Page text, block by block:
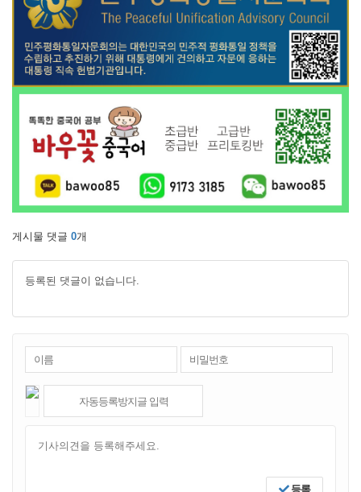
게시물 댓글 0개
등록된 댓글이 없습니다.
등록